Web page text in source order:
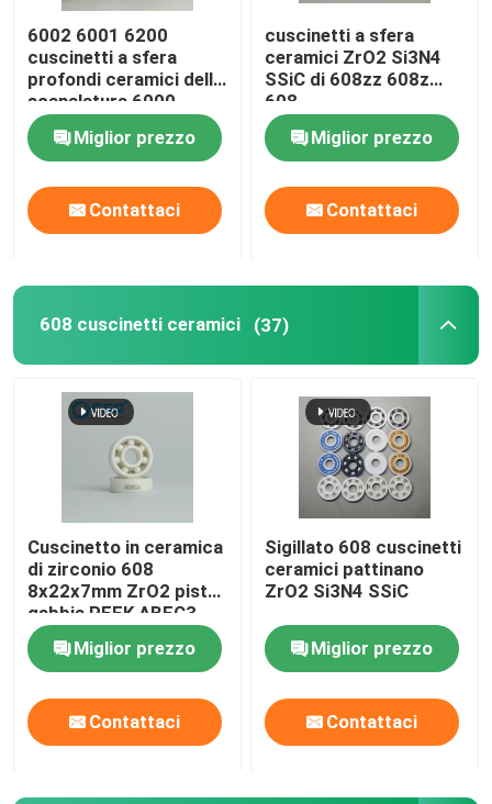
Palla del carburo di silicio
Palla ceramica di biossido di zirconio
Cuscinetti a sfera del carburo di silicio
Cuscinetto ceramico di biossido di zirconio
Sigillamento meccanico
6002 6001 6200
cuscinetti a sfera
profondi ceramici della
scanalatura 6000
Si3N4 SSiC ZrO2
Miglior prezzo
Contattaci
cuscinetti a sfera
ceramici ZrO2 Si3N4
SSiC di 608zz 608z
608
Miglior prezzo
Contattaci
608 cuscinetti ceramici (37)
Cuscinetto in ceramica
di zirconio 608
8x22x7mm ZrO2 piste
gabbia PEEK ABEC3
Miglior prezzo
Contattaci
Sigillato 608 cuscinetti
ceramici pattinano
ZrO2 Si3N4 SSiC
Miglior prezzo
Contattaci